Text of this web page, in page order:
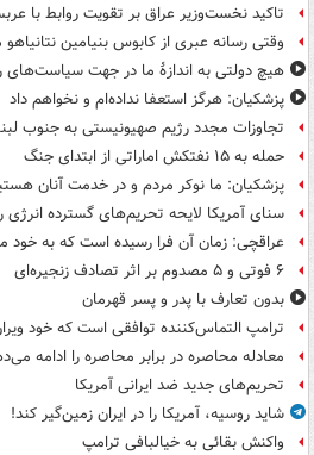
تاکید نخست‌وزیر عراق بر تقویت روابط با
وقتی رسانه عبری از کابوس بنیامین
هیچ دولتی به اندازۀ ما در جهت سیاست‌های
پزشکیان: هرگز استعفا نداده‌ام و نخواهم داد
تجاوزات مجدد رژیم صهیونیستی به جنوب
حمله به ۱۵ نفتکش‌ اماراتی از ابتدای جنگ
پزشکیان: ما نوکر مردم و در خدمت آنان
سنای آمریکا لایحه تحریم‌های گسترده
عراقچی: زمان آن فرا رسیده است که به خود
۶ فوتی و ۵ مصدوم بر اثر تصادف زنجیره‌ای
بدون تعارف با پدر و پسر قهرمان
ترامپ التماس‌کننده توافقی است که خود
معادله محاصره در برابر محاصره را ادامه
تحریم‌های جدید ضد ایرانی آمریکا
شاید روسیه، آمریکا را در ایران زمین‌گیر کند!
واکنش بقائی به خیالبافی ترامپ